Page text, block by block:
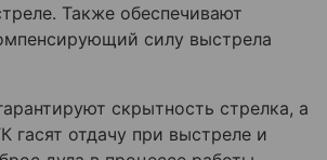
Также обеспечивают
силу выстрела
скрытность стрелка, а
гасят отдачу при выстреле и